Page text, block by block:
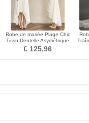
Robe de mariée Plage Chic
Tissu Dentelle Asymétrique
Sans Manches
€ 125,96